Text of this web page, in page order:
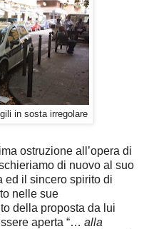
in sosta irregolare
ostruzione all’opera di
di nuovo al suo
ed il sincero spirito di
nelle sue
della proposta da lui
aperta “… alla